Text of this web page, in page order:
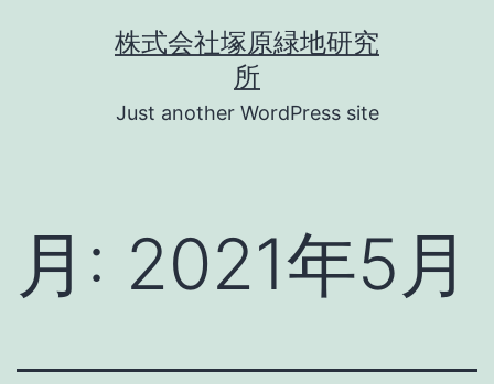
株式会社塚原緑地研究
所
Just another WordPress site
月: 2021年5月